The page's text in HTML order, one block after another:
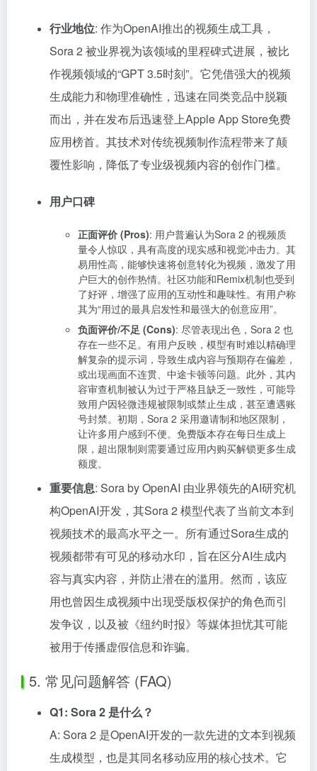
行业地位: 作为OpenAI推出的视频生成工具，
Sora 2 被业界视为该领域的里程碑式进展，被比
作视频领域的“GPT 3.5时刻”。它凭借强大的视频
生成能力和物理准确性，迅速在同类竞品中脱颖
而出，并在发布后迅速登上Apple App Store免费
应用榜首。其技术对传统视频制作流程带来了颠
覆性影响，降低了专业级视频内容的创作门槛。
用户口碑
正面评价 (Pros): 用户普遍认为Sora 2 的视频质
量令人惊叹，具有高度的现实感和视觉冲击力。其
易用性高，能够快速将创意转化为视频，激发了用
户巨大的创作热情。社区功能和Remix机制也受到
了好评，增强了应用的互动性和趣味性。有用户称
其为“用过的最具启发性和最强大的创意应用”。
负面评价/不足 (Cons): 尽管表现出色，Sora 2 也
存在一些不足。有用户反映，模型有时难以精确理
解复杂的提示词，导致生成内容与预期存在偏差，
或出现画面不连贯、中途卡顿等问题。此外，其内
容审查机制被认为过于严格且缺乏一致性，可能导
致用户因轻微违规被限制或禁止生成，甚至遭遇账
号封禁。初期，Sora 2 采用邀请制和地区限制，
让许多用户感到不便。免费版本存在每日生成上
限，超出限制则需要通过应用内购买解锁更多生成
额度。
重要信息: Sora by OpenAI 由业界领先的AI研究机
构OpenAI开发，其Sora 2 模型代表了当前文本到
视频技术的最高水平之一。所有通过Sora生成的
视频都带有可见的移动水印，旨在区分AI生成内
容与真实内容，并防止潜在的滥用。然而，该应
用也曾因生成视频中出现受版权保护的角色而引
发争议，以及被《纽约时报》等媒体担忧其可能
被用于传播虚假信息和诈骗。
5. 常见问题解答 (FAQ)
Q1: Sora 2 是什么？
A: Sora 2 是OpenAI开发的一款先进的文本到视频
生成模型，也是其同名移动应用的核心技术。它